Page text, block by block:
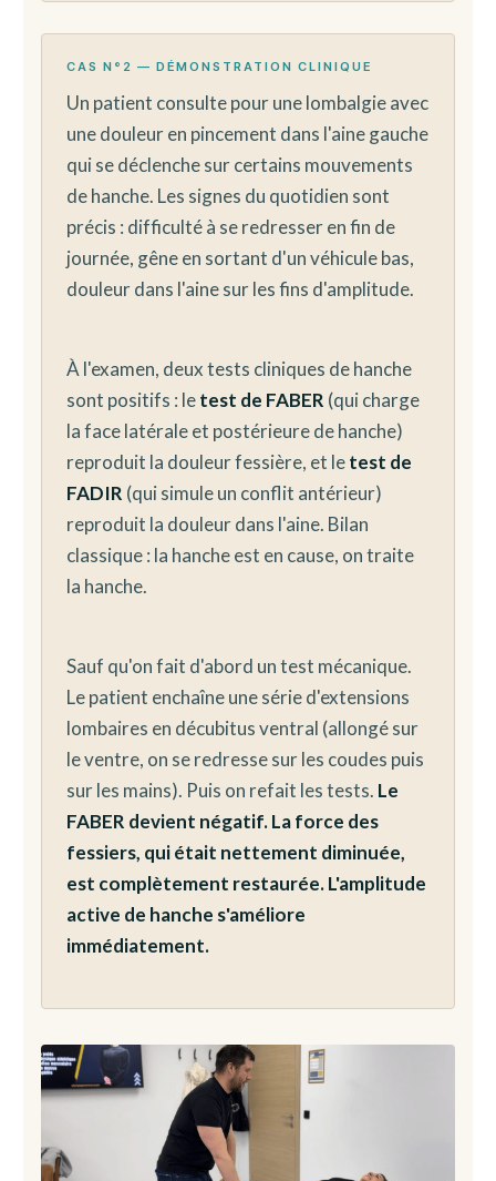
CAS N°2 — DÉMONSTRATION CLINIQUE
Un patient consulte pour une lombalgie avec
une douleur en pincement dans l'aine gauche
qui se déclenche sur certains mouvements
de hanche. Les signes du quotidien sont
précis : difficulté à se redresser en fin de
journée, gêne en sortant d'un véhicule bas,
douleur dans l'aine sur les fins d'amplitude.
À l'examen, deux tests cliniques de hanche
sont positifs : letest de FABER (qui charge
la face latérale et postérieure de hanche)
reproduit la douleur fessière, et letest de
FADIR (qui simule un conflit antérieur)
reproduit la douleur dans l'aine. Bilan
classique : la hanche est en cause, on traite
la hanche.
Sauf qu'on fait d'abord un test mécanique.
Le patient enchaîne une série d'extensions
lombaires en décubitus ventral (allongé sur
le ventre, on se redresse sur les coudes puis
sur les mains). Puis on refait les tests. Le
FABER devient négatif. La force des
fessiers, qui était nettement diminuée,
est complètement restaurée. L'amplitude
active de hanche s'améliore
immédiatement.